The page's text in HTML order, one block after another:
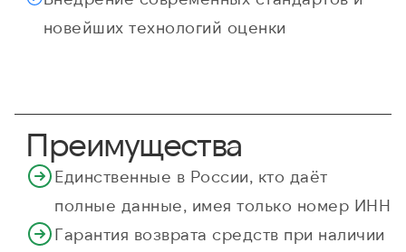
новейших технологий оценки
Преимущества
Единственные в России, кто даёт
полные данные, имея только номер ИНН
Гарантия возврата средств при наличии